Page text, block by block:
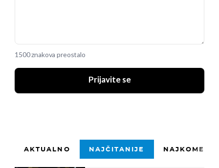
1500 znakova preostalo
Prijavite se
AKTUALNO NAJČITANIJE